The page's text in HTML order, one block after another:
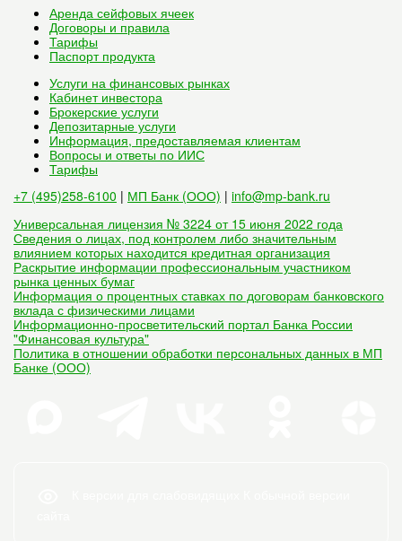
Аренда сейфовых ячеек
Договоры и правила
Тарифы
Паспорт продукта
Услуги на финансовых рынках
Кабинет инвестора
Брокерские услуги
Депозитарные услуги
Информация, предоставляемая клиентам
Вопросы и ответы по ИИС
Тарифы
+7 (495)258-6100 | МП Банк (ООО) | info@mp-bank.ru
Универсальная лицензия № 3224 от 15 июня 2022 года
Сведения о лицах, под контролем либо значительным
влиянием которых находится кредитная организация
Раскрытие информации профессиональным участником
рынка ценных бумаг
Информация о процентных ставках по договорам банковского
вклада с физическими лицами
Информационно-просветительский портал Банка России
"Финансовая культура"
Политика в отношении обработки персональных данных в МП
Банке (ООО)